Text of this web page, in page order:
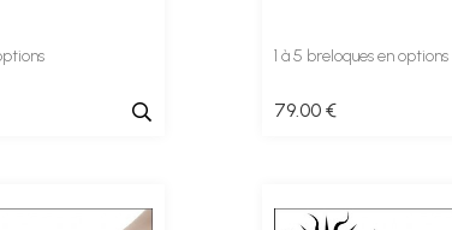
1 à 5 breloques en options
79.00 €